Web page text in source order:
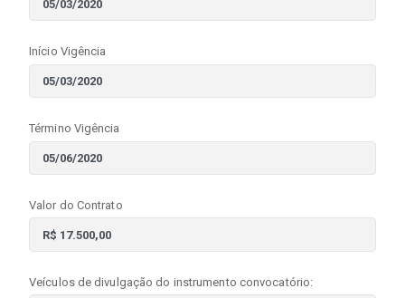
Início Vigência
Término Vigência
Valor do Contrato
Veículos de divulgação do instrumento convocatório: